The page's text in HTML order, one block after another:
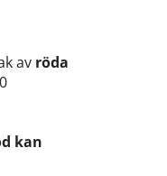
av röda
kan